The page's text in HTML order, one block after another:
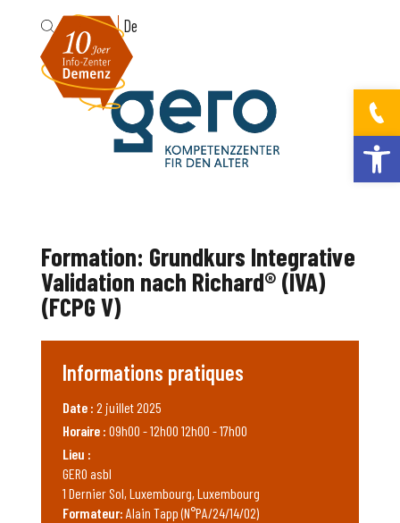
Ouvrir la
Fr De
Formation: Grundkurs Integrative
Validation nach Richard® (IVA)
(FCPG V)
Informations pratiques
Date : 2 juillet 2025
Horaire : 09h00 - 12h00 12h00 - 17h00
Lieu :
GERO asbl
1 Dernier Sol, Luxembourg, Luxembourg
Formateur: Alain Tapp (N°PA/24/14/02)